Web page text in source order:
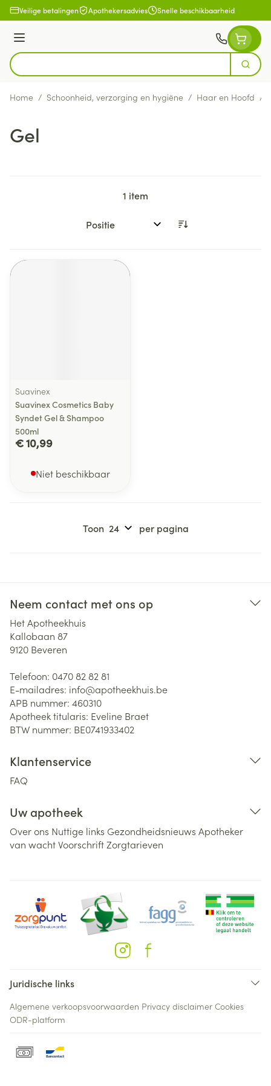
Ga naar de inhoud
Veilige betalingen Apothekersadvies Snelle beschikbaarheid
Menu
Product, merk, categorie...
Zoek
Home / Schoonheid, verzorging en hygiëne / Haar en Hoofd /
Gel
1 item
Sorteer op:
Suavinex
Suavinex Cosmetics Baby
Syndet Gel & Shampoo
500ml
€ 10,99
Niet beschikbaar
Toon per pagina
Neem contact met ons op
Het Apotheekhuis
Kallobaan 87
9120 Beveren
Telefoon: 0470 82 82 81
E-mailadres: info@apotheekhuis.be
APB nummer: 460310
Apotheek titularis: Eveline Braet
BTW nummer: BE0741933402
Klantenservice
FAQ
Uw apotheek
Over ons Nuttige links Gezondheidsnieuws Apotheker
van wachtVoorschriftZorgtarieven
Juridische links
Algemene verkoopsvoorwaarden Privacy disclaimer Cookies
ODR-platform